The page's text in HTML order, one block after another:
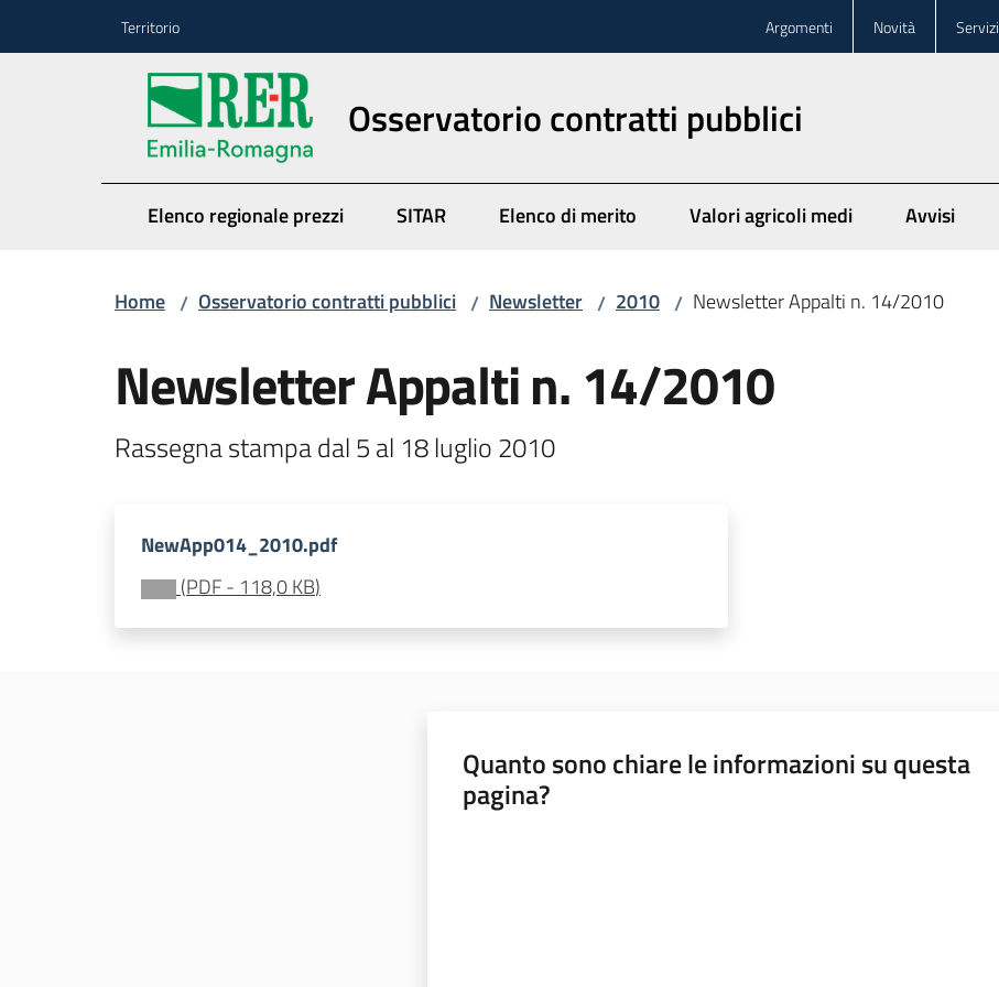
Territorio Argomenti Novità Servizi
Osservatorio contratti pubblici
Elenco regionale prezzi SITAR Elenco di merito Valori agricoli medi Avvisi
Home / Osservatorio contratti pubblici / Newsletter / 2010 / Newsletter Appalti n. 14/2010
Newsletter Appalti n. 14/2010
Rassegna stampa dal 5 al 18 luglio 2010
NewApp014_2010.pdf
(PDF- 118,0 KB)
Quanto sono chiare le informazioni su questa
pagina?